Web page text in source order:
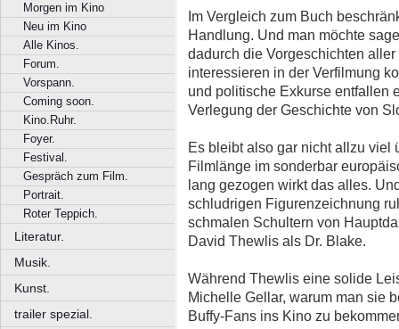
Morgen im Kino
Neu im Kino
Alle Kinos.
Forum.
Vorspann.
Coming soon.
Kino.Ruhr.
Foyer.
Festival.
Gespräch zum Film.
Portrait.
Roter Teppich.
Literatur.
Musik.
Kunst.
trailer spezial.
Im Vergleich zum Buch
Handlung. Und man möchte
dadurch die Vorgeschichten
interessieren in der Verfilmung
und politische Exkurse entfallen
Verlegung der Geschichte von
Es bleibt also gar nicht allzu viel
Filmlänge im sonderbar
lang gezogen wirkt das alles.
schludrigen Figurenzeichnung
schmalen Schultern von
David Thewlis als Dr. Blake.
Während Thewlis eine solide
Michelle Gellar, warum man sie
Buffy-Fans ins Kino zu